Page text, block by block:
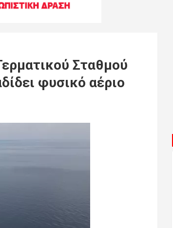
Σταθμού
φυσικό αέριο